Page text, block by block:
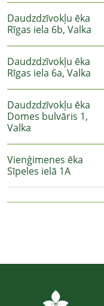
Daudzdzīvokļu ēka
Rīgas iela 6b, Valka
Daudzdzīvokļu ēka
Rīgas iela 6a, Valka
Daudzdzīvokļu ēka
Domes bulvāris 1,
Valka
Vienģimenes ēka
Sīpeles ielā 1A